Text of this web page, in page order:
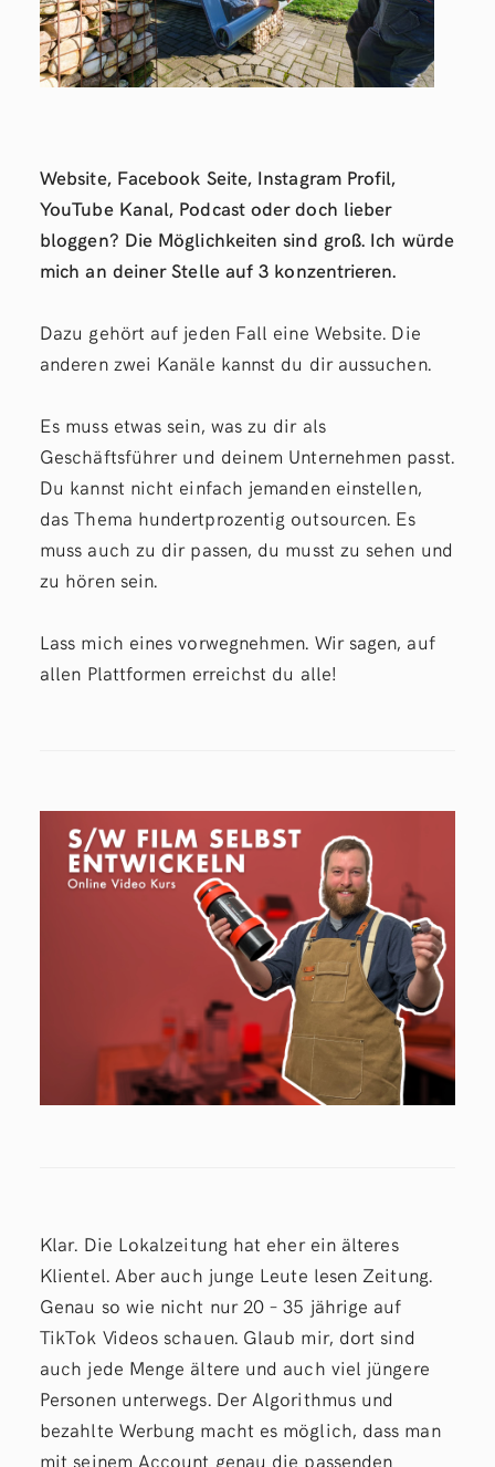
Website, Facebook Seite, Instagram Profil,
YouTube Kanal, Podcast oder doch lieber
bloggen? Die Möglichkeiten sind groß. Ich würde
mich an deiner Stelle auf 3 konzentrieren.
Dazu gehört auf jeden Fall eine Website. Die
anderen zwei Kanäle kannst du dir aussuchen.
Es muss etwas sein, was zu dir als
Geschäftsführer und deinem Unternehmen passt.
Du kannst nicht einfach jemanden einstellen,
das Thema hundertprozentig outsourcen. Es
muss auch zu dir passen, du musst zu sehen und
zu hören sein.
Lass mich eines vorwegnehmen. Wir sagen, auf
allen Plattformen erreichst du alle!
Klar. Die Lokalzeitung hat eher ein älteres
Klientel. Aber auch junge Leute lesen Zeitung.
Genau so wie nicht nur 20 – 35 jährige auf
TikTok Videos schauen. Glaub mir, dort sind
auch jede Menge ältere und auch viel jüngere
Personen unterwegs. Der Algorithmus und
bezahlte Werbung macht es möglich, dass man
mit seinem Account genau die passenden